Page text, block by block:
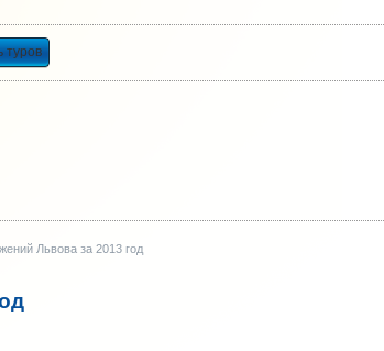
туров
Львова за 2013 год